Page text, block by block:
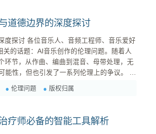
道德边界的深度探讨
师、音乐爱好
的话题：AI音乐创作的伦理问题。随着人
环节，从作曲、编曲到混音、母带处理，无
性，但也引发了一系列伦理上的争议。 想
创作的音乐符合道德标准？这些问题，都需
伦理问题 版权归属
疗师必备的智能工具解析